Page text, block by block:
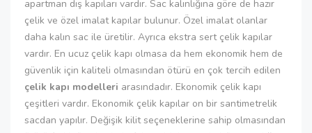
apartman dış kapıları vardır. Sac kalınlığına göre de hazır
çelik ve özel imalat kapılar bulunur. Özel imalat olanlar
daha kalın sac ile üretilir. Ayrıca ekstra sert çelik kapılar
vardır. En ucuz çelik kapı olmasa da hem ekonomik hem de
güvenlik için kaliteli olmasından ötürü en çok tercih edilen
çelik kapı modelleri arasındadır. Ekonomik çelik kapı
çeşitleri vardır. Ekonomik çelik kapılar on bir santimetrelik
sacdan yapılır. Değişik kilit seçeneklerine sahip olmasından